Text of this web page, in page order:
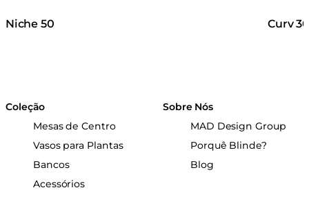
Niche 50 Curv 30
Coleção
Mesas de Centro
Vasos para Plantas
Bancos
Acessórios
Sobre Nós
MAD Design Group
Porquê Blinde?
Blog